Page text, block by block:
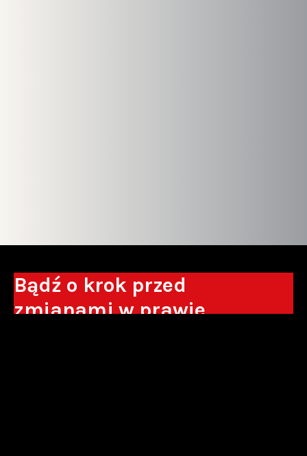
Bądź o krok przed
zmianami w prawie